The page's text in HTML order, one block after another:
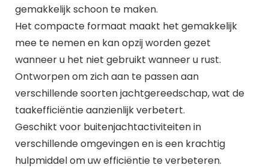
gemakkelijk schoon te maken.
Het compacte formaat maakt het gemakkelijk
mee te nemen en kan opzij worden gezet
wanneer u het niet gebruikt wanneer u rust.
Ontworpen om zich aan te passen aan
verschillende soorten jachtgereedschap, wat de
taakefficiëntie aanzienlijk verbetert.
Geschikt voor buitenjachtactiviteiten in
verschillende omgevingen en is een krachtig
hulpmiddel om uw efficiëntie te verbeteren.